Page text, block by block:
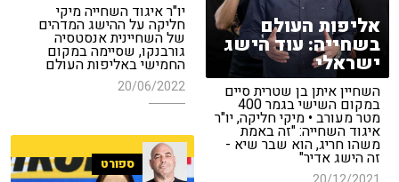
יו"ר איגוד השחייה מיקי
חליקה על ההישג המדהים
של השחיינית אנסטסיה
גורבנקו, שסיימה במקום
החמישי באליפות העולם
20/06/2022
אליפות העולם
בשחייה: עוד הישג
ישראלי
השחיין איתן בן שטרית סיים
במקום השישי בגמר 400
מטר מעורב • מיקי חליקה, יו"ר
איגוד השחייה: "זה באמת
משהו חריג, הוא שבר שיא -
זה הישג אדיר" ספורט